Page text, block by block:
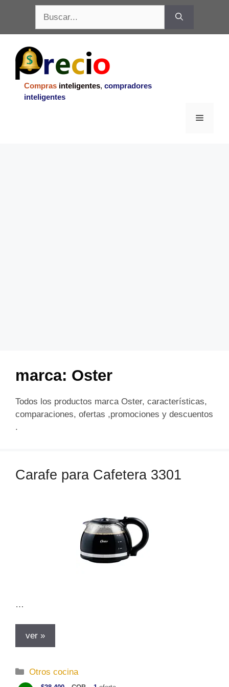
contenido
Compras inteligentes, compradores
inteligentes
Menu
marca: Oster
Todos los productos marca Oster, características,
comparaciones, ofertas ,promociones y descuentos
.
Carafe para Cafetera 3301
…
ver »
C
a
Otros cocina